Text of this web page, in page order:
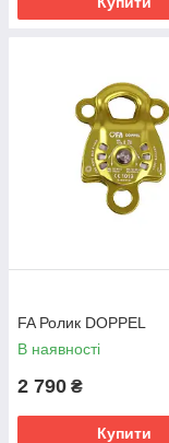
FA Ролик DOPPEL
В наявності
2 790 ₴
Купити